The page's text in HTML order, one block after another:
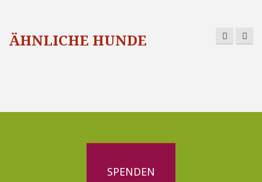
ÄHNLICHE HUNDE
SPENDEN